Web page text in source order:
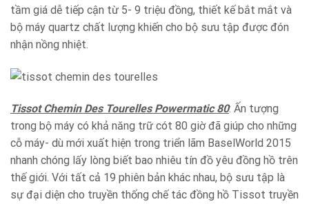
tầm giá dễ tiếp cận từ 5- 9 triệu đồng, thiết kế bắt mắt và
bộ máy quartz chất lượng khiến cho bộ sưu tập được đón
nhận nồng nhiệt.
Tissot Chemin Des Tourelles Powermatic 80: Ấn tượng
trong bộ máy có khả năng trữ cót 80 giờ đã giúp cho những
cỗ máy- dù mới xuất hiện trong triển lãm BaselWorld 2015
nhanh chóng lấy lòng biết bao nhiêu tín đồ yêu đồng hồ trên
thế giới. Với tất cả 19 phiên bản khác nhau, bộ sưu tập là
sự đại diện cho truyền thống chế tác đồng hồ Tissot truyền